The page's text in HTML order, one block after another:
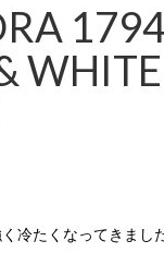
パーツ一覧
とは
証
1794
冷たくなってきまし